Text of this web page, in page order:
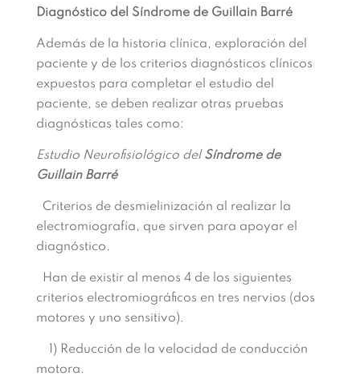
Diagnóstico del Síndrome de Guillain Barré
Además de la historia clínica, exploración del
paciente y de los criterios diagnósticos clínicos
expuestos para completar el estudio del
paciente, se deben realizar otras pruebas
diagnósticas tales como:
Estudio Neurofisiológico del Síndrome de
Guillain Barré
Criterios de desmielinización al realizar la
electromiografía, que sirven para apoyar el
diagnóstico.
Han de existir al menos 4 de los siguientes
criterios electromiográficos en tres nervios (dos
motores y uno sensitivo).
1) Reducción de la velocidad de conducción
motora.